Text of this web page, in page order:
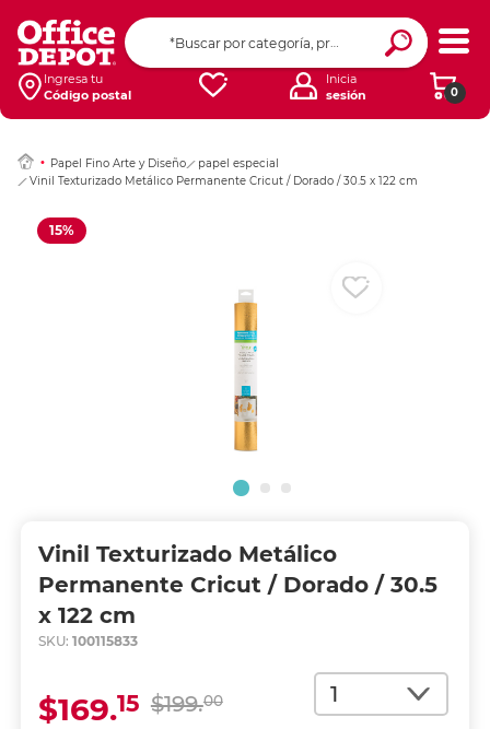
Ingresa tu
Código postal
0
Inicia
sesión
Papel Fino Arte y Diseño
papel especial
Vinil Texturizado Metálico Permanente Cricut / Dorado / 30.5 x 122 cm
15%
Vinil Texturizado Metálico
Permanente Cricut / Dorado / 30.5
x 122 cm
SKU: 100115833
Cantidad
$199.00
$169.15
Ingresar Codigo